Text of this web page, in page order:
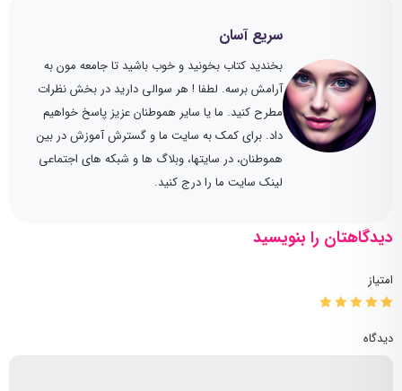
سریع آسان
بخندید کتاب بخونید و خوب باشید تا جامعه مون به
آرامش برسه. لطفا ! هر سوالی دارید در بخش نظرات
مطرح کنید. ما یا سایر هموطنان عزیز پاسخ خواهیم
داد. برای کمک به سایت ما و گسترش آموزش در بین
هموطنان، در سایتها، وبلاگ ها و شبکه های اجتماعی
لینک سایت ما را درج کنید.
دیدگاهتان را بنویسید
امتیاز
دیدگاه